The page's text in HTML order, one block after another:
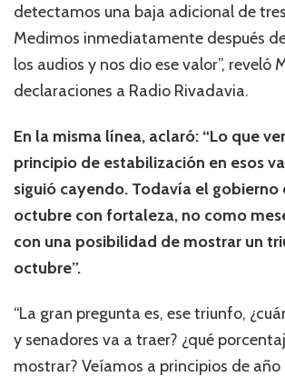
detectamos una baja adicional de
Medimos inmediatamente después
los audios y nos dio ese valor”, reveló
declaraciones a Radio Rivadavia.
En la misma línea, aclaró: “Lo que
principio de estabilización en esos
siguió cayendo. Todavía el
octubre con fortaleza, no como
con una posibilidad de mostrar un
octubre”.
“La gran pregunta es, ese triunfo,
y senadores va a traer? ¿qué
mostrar? Veíamos a principios de año